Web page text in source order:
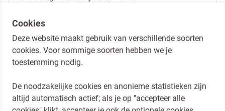
Ik ben een horeca professional
Door op versturen te klikken, ga je akkoord metonze voorwaarden.
Dr. Oetker Nederland
Cookies
Deze website maakt gebruik van verschillende soorten
cookies. Voor sommige soorten hebben we je
toestemming nodig.
De noodzakelijke cookies en anonieme statistieken zijn
altijd automatisch actief; als je op "accepteer alle